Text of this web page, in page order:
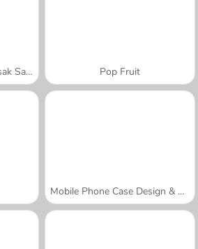
Tarte Tatin: Kelas Memasak Sara Pop Fruit
Mobile Phone Case Design & DIY